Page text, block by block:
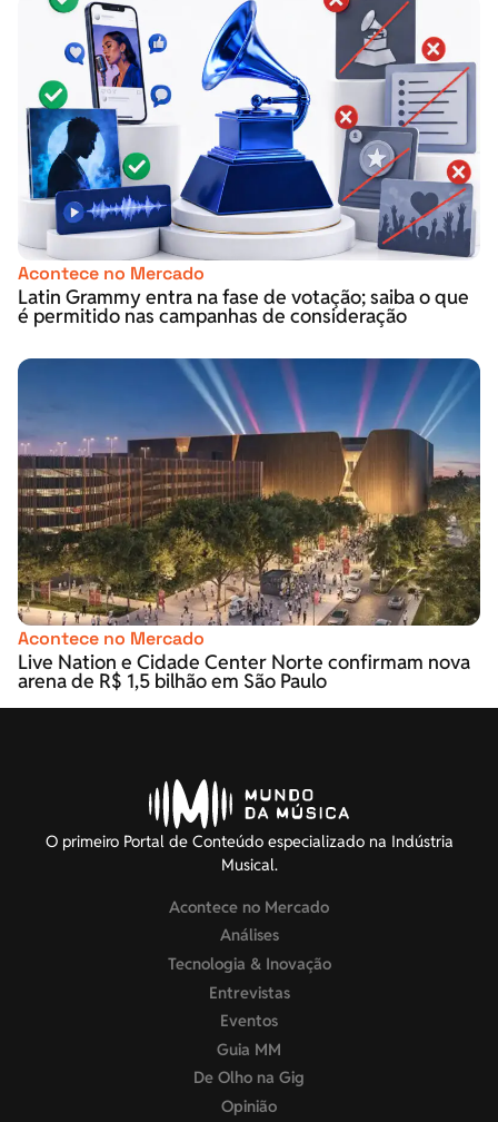
Acontece no Mercado
Latin Grammy entra na fase de votação; saiba o que
é permitido nas campanhas de consideração
Acontece no Mercado
Live Nation e Cidade Center Norte confirmam nova
arena de R$ 1,5 bilhão em São Paulo
O primeiro Portal de Conteúdo especializado na Indústria
Musical.
Acontece no Mercado
Análises
Tecnologia & Inovação
Entrevistas
Eventos
Guia MM
De Olho na Gig
Opinião